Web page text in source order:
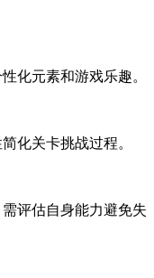
化元素和游戏乐趣。
化关卡挑战过程。
评估自身能力避免失